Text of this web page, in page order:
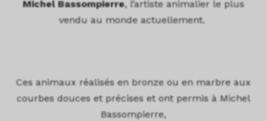
Michel Bassompierre, l’artiste animalier le plus
vendu au monde actuellement.
Ces animaux réalisés en bronze ou en marbre aux
courbes douces et précises et ont permis à Michel
Bassompierre,